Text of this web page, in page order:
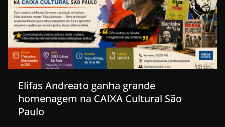
Elifas Andreato ganha grande
homenagem na CAIXA Cultural São
Paulo